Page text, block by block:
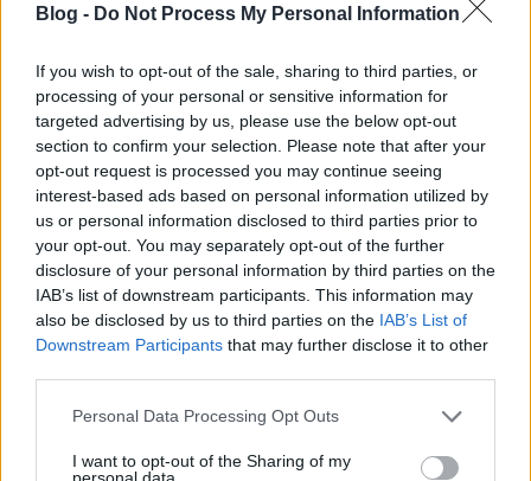
Blog - Do Not Process My Personal Information
If you wish to opt-out of the sale, sharing to third parties, or
processing of your personal or sensitive information for
targeted advertising by us, please use the below opt-out
section to confirm your selection. Please note that after your
opt-out request is processed you may continue seeing
interest-based ads based on personal information utilized by
us or personal information disclosed to third parties prior to
your opt-out. You may separately opt-out of the further
disclosure of your personal information by third parties on the
IAB’s list of downstream participants. This information may
also be disclosed by us to third parties on the IAB’s List of
Downstream Participants that may further disclose it to other
Please note that this website/app uses one or more Google
not limited to your visit or usage behaviour. You may click to
Personal Data Processing Opt Outs
I want to opt-out of the Sharing of my
personal data.
Gépismertető- TurboGrafx-16, avagy
PC Engine
Sunsetjoy • 2014. január 12.
időszakának egy kevésbé ismert (a Megadrive és a
SNES mellett úgymond eltörpülő) konzoljáról